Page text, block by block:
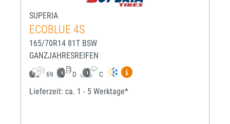
SUPERIA
ECOBLUE 4S
165/70R14 81T BSW
GANZJAHRESREIFEN
69 D C
Mehr Informationen zum
Lieferzeit: ca. 1 - 5 Werktage*